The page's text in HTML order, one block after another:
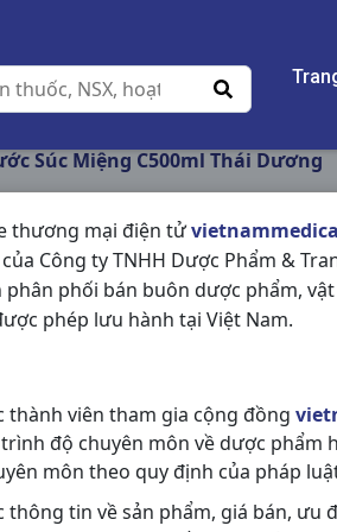
thương mại điện tử
Công ty TNHH Dược Phẩm &
phân phối bán buôn dược phẩm,
phép lưu hành tại Việt Nam.
thành viên tham gia cộng đồng
độ chuyên môn về dược phẩm
môn theo quy định của pháp
thông tin về sản phẩm, giá bán, ưu
Súc Miệng C500ml Thái Dương
THÁI
Nhóm hàng:
Chia sẻ qua mạng